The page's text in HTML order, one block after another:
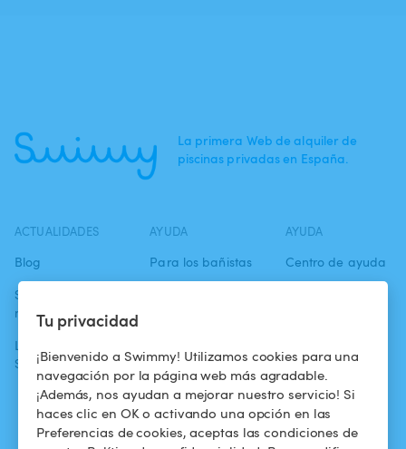
Tu privacidad
¡Bienvenido a Swimmy! Utilizamos cookies para una
navegación por la página web más agradable.
¡Además, nos ayudan a mejorar nuestro servicio! Si
haces clic en OK o activando una opción en las
Preferencias de cookies, aceptas las condiciones de
La primera Web de alquiler de
piscinas privadas en España.
ACTUALIDADES
Blog
Swimmy en los
medios
La aventura
Swimmy
AYUDA
Para los bañistas
piscina
¿Cómo funciona?
AYUDA
Centro de ayuda
confidencialidad
Aviso legal